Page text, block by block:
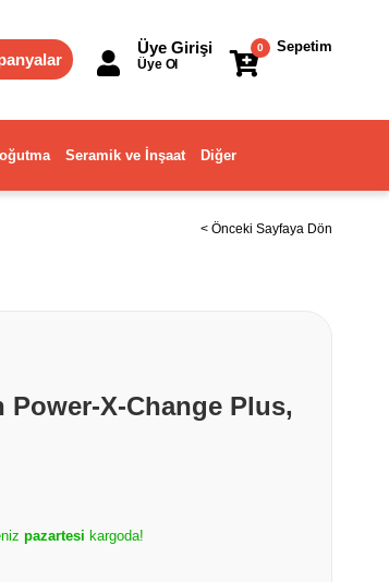
Sepetim
0
Üye Girişi
Üye Ol
Seramik ve İnşaat Diğer
< Önceki Sayfaya Dön
Power-X-Change Plus,
pazartesi kargoda!